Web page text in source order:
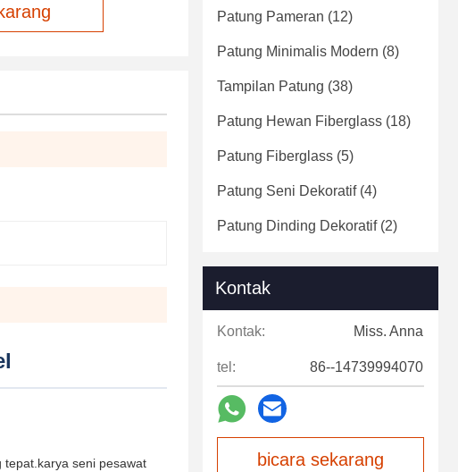
seni pesawat
Patung Pameran (12)
Patung Minimalis Modern (8)
Tampilan Patung (38)
Patung Hewan Fiberglass (18)
Patung Fiberglass (5)
Patung Seni Dekoratif(4)
Patung Dinding Dekoratif(2)
Kontak
Kontak: Miss. Anna
tel: 86--14739994070
bicara sekarang